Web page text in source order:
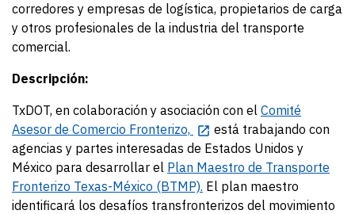
corredores y empresas de logística, propietarios de carga
y otros profesionales de la industria del transporte
comercial.
Descripción:
TxDOT, en colaboración y asociación con el Comité
Asesor de Comercio Fronterizo,
está trabajando con
agencias y partes interesadas de Estados Unidos y
México para desarrollar el Plan Maestro de Transporte
Fronterizo Texas-México (BTMP). El plan maestro
identificará los desafíos transfronterizos del movimiento